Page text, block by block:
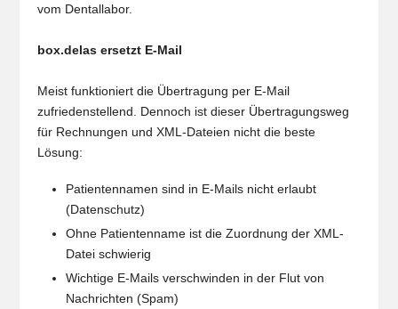
vom Dentallabor.
box.delas ersetzt E-Mail
Meist funktioniert die Übertragung per E-Mail
zufriedenstellend. Dennoch ist dieser Übertragungsweg
für Rechnungen und XML-Dateien nicht die beste
Lösung:
Patientennamen sind in E-Mails nicht erlaubt
(Datenschutz)
Ohne Patientenname ist die Zuordnung der XML-
Datei schwierig
Wichtige E-Mails verschwinden in der Flut von
Nachrichten (Spam)